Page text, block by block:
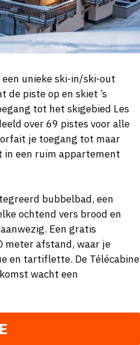
unieke ski-in/ski-out
de piste op en skiet ’s
tot het skigebied Les
over 69 pistes voor alle
je toegang tot maar
een ruim appartement
bubbelbad, een
ochtend vers brood en
Een gratis
meter afstand, waar je
en tartiflette. De Télécabine
wacht een